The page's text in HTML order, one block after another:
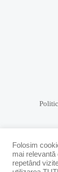
Folosim
mai relevantă
repetând